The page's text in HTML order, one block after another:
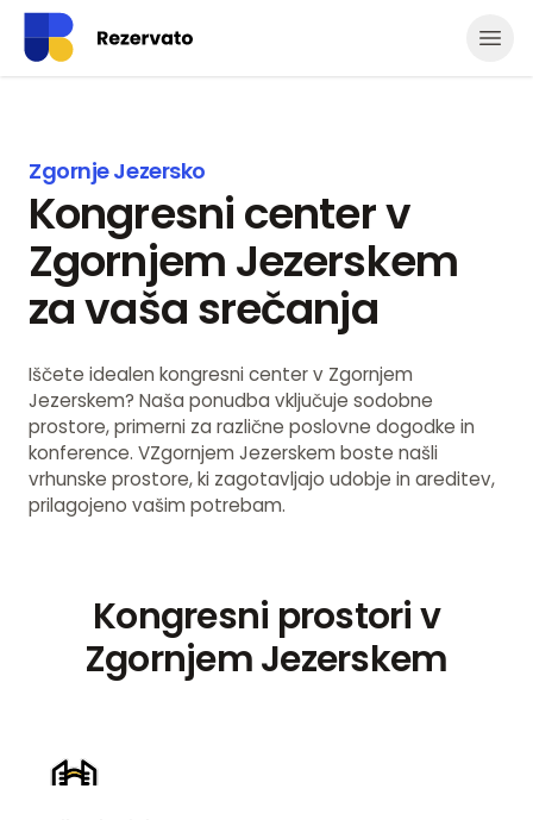
Zgornje Jezersko
Kongresni center v
Zgornjem Jezerskem
za vaša srečanja
Iščete idealen kongresni center v Zgornjem
Jezerskem? Naša ponudba vključuje sodobne
prostore, primerni za različne poslovne dogodke in
konference. VZgornjem Jezerskem boste našli
vrhunske prostore, ki zagotavljajo udobje in areditev,
prilagojeno vašim potrebam.
Kongresni prostori v
Zgornjem Jezerskem